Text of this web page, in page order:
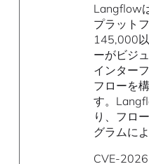
Langflow
プラット
145,000
ーがビジ
インター
フローを
す。
り、フロ
グラムに
CVE-